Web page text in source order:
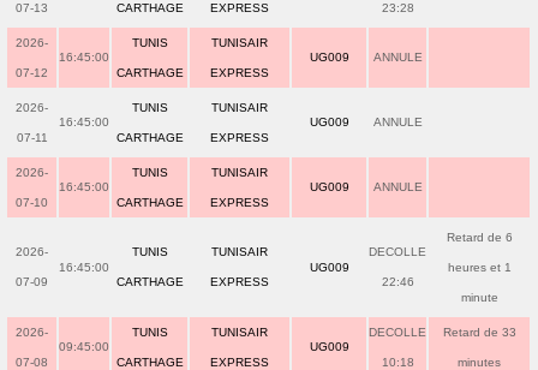
07-13 CARTHAGE EXPRESS 23:28
2026-
07-12
16:45:00
TUNIS
CARTHAGE
TUNISAIR
EXPRESS
UG009 ANNULE
2026-
07-11
16:45:00
TUNIS
CARTHAGE
TUNISAIR
EXPRESS
UG009 ANNULE
2026-
07-10
16:45:00
TUNIS
CARTHAGE
TUNISAIR
EXPRESS
UG009 ANNULE
2026-
07-09
16:45:00
TUNIS
CARTHAGE
TUNISAIR
EXPRESS
UG009
DECOLLE
22:46
Retard de 6
heures et 1
minute
2026-
07-08
09:45:00
TUNIS
CARTHAGE
TUNISAIR
EXPRESS
UG009
DECOLLE
10:18
Retard de 33
minutes